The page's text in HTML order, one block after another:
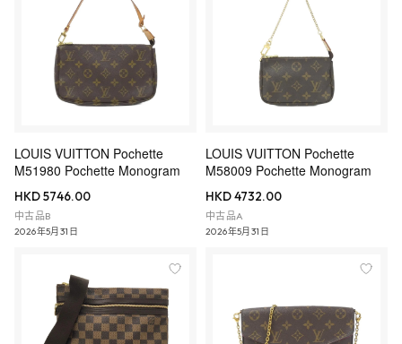
LOUIS VUITTON Pochette
M51980 Pochette Monogram
HKD 5746.00
中古品B
2026年5月31日
LOUIS VUITTON Pochette
M58009 Pochette Monogram
HKD 4732.00
中古品A
2026年5月31日